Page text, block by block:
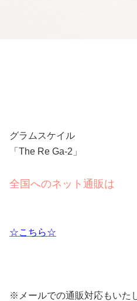
グラムスケイル
「The Re Ga-2」
全国へのネット通販は
☆こちら☆
※メールでの通販対応もいた